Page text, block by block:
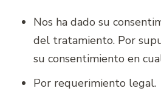
Nos ha dado su
del tratamiento. Por
su consentimiento en
Por requerimiento legal.